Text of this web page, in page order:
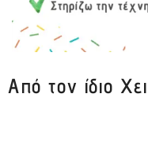
Από τον ίδιο